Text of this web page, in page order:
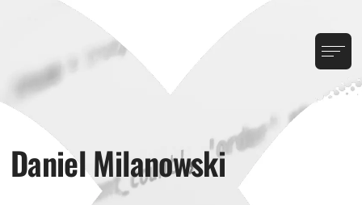
Daniel Milanowski